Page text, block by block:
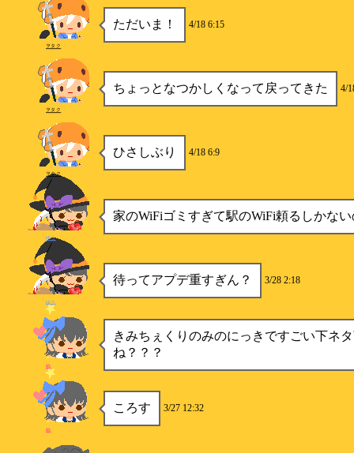
ただいま！ 4/18 6:15
ヲタク
ちょっとなつかしくなって戻ってきた 4/
ヲタク
ひさしぶり 4/18 6:9
ヲタク
家のWiFiゴミすぎて駅のWiFi頼るしかな
ゆう
待ってアプデ重すぎん？ 3/28 2:18
ゆう
きみちぇくりのみのにっきですごい下ネ
ね？？？
柿
ころす 3/27 12:32
柿